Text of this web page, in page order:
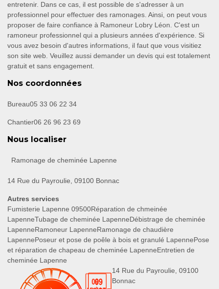
entretenir. Dans ce cas, il est possible de s'adresser à un
professionnel pour effectuer des ramonages. Ainsi, on peut vous
proposer de faire confiance à Ramoneur Lobry Léon. C'est un
ramoneur professionnel qui a plusieurs années d'expérience. Si
vous avez besoin d'autres informations, il faut que vous visitiez
son site web. Veuillez aussi demander un devis qui est totalement
gratuit et sans engagement.
Nos coordonnées
Bureau05 33 06 22 34
Chantier06 26 96 23 69
Nous localiser
Ramonage de cheminée Lapenne
14 Rue du Payroulie, 09100 Bonnac
Autres services
Fumisterie Lapenne 09500Réparation de chmeinée
LapenneTubage de cheminée LapenneDébistrage de cheminée
LapenneRamoneur LapenneRamonage de chaudière
LapennePoseur et pose de poêle à bois et granulé LapennePose
et réparation de chapeau de cheminée LapenneEntretien de
cheminée Lapenne
14 Rue du Payroulie, 09100
Bonnac